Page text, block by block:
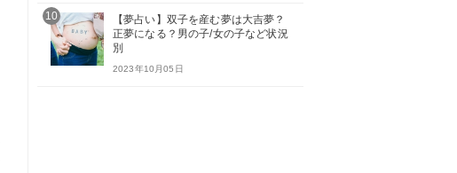
10
【夢占い】双子を産む夢は大吉夢？
正夢になる？男の子/女の子など状況
別
2023年10月05日